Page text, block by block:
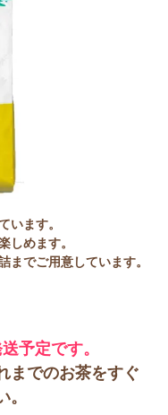
います。
しめます。
までご用意しています。
予定です。
までのお茶をすぐ